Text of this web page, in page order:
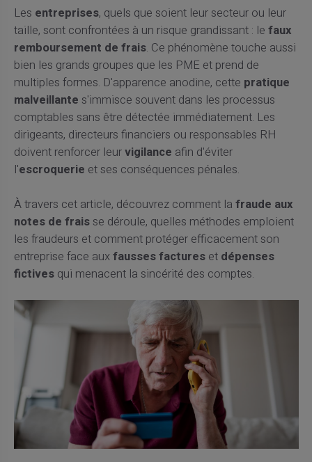
Les entreprises, quels que soient leur secteur ou leur
taille, sont confrontées à un risque grandissant : le faux
remboursement de frais. Ce phénomène touche aussi
bien les grands groupes que les PME et prend de
multiples formes. D'apparence anodine, cette pratique
malveillante s'immisce souvent dans les processus
comptables sans être détectée immédiatement. Les
dirigeants, directeurs financiers ou responsables RH
doivent renforcer leurvigilance afin d'éviter
l'escroquerie et ses conséquences pénales.
À travers cet article, découvrez comment la fraude aux
notes de fraisse déroule, quelles méthodes emploient
les fraudeurs et comment protéger efficacement son
entreprise face auxfausses factureset dépenses
fictivesqui menacent la sincérité des comptes.